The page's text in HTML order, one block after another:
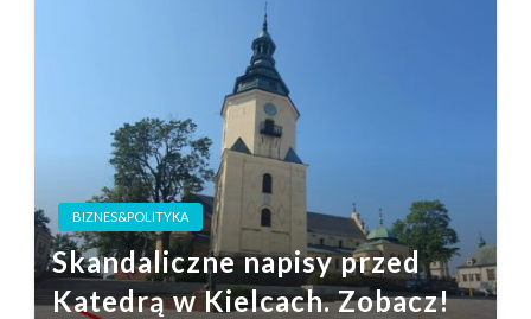
BIZNES&POLITYKA
Skandaliczne napisy przed
Katedrą w Kielcach. Zobacz!